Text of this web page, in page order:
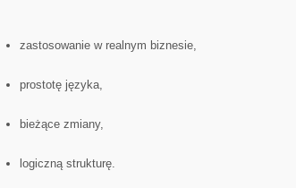
zastosowanie w realnym biznesie,
prostotę języka,
bieżące zmiany,
logiczną strukturę.